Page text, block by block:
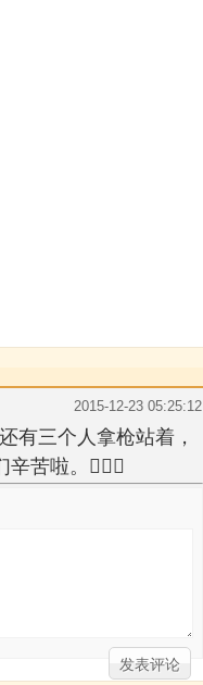
2015-12-23 05:25:12
有三个人拿枪站着，
辛苦啦。